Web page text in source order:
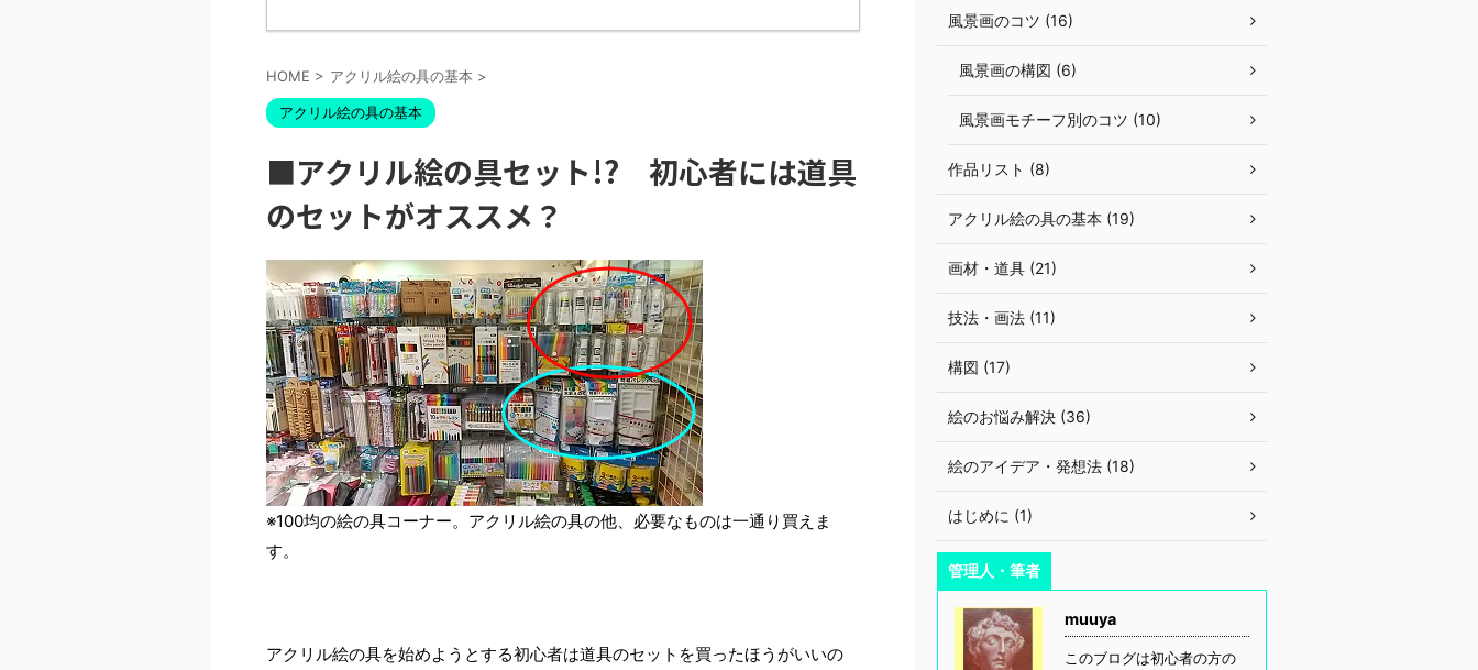
HOME > アクリル絵の具の基本 >
アクリル絵の具の基本
■アクリル絵の具セット!? 初心者には道具
のセットがオススメ？
※100均の絵の具コーナー。アクリル絵の具の他、必要なものは一通り買えま
す。
アクリル絵の具を始めようとする初心者は道具のセットを買ったほうがいいの
風景画のコツ (16)
風景画の構図 (6)
風景画モチーフ別のコツ (10)
作品リスト (8)
アクリル絵の具の基本 (19)
画材・道具 (21)
技法・画法 (11)
構図 (17)
絵のお悩み解決 (36)
絵のアイデア・発想法 (18)
はじめに (1)
管理人・筆者
muuya
このブログは初心者の方の